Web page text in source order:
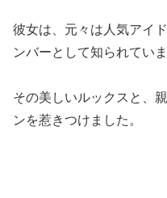
彼女は、元々は人気アイ
ンバーとして知られていま
その美しいルックスと、
ンを惹きつけました。